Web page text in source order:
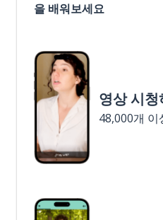
을 배워보세요
영상 시청
48,000개 이